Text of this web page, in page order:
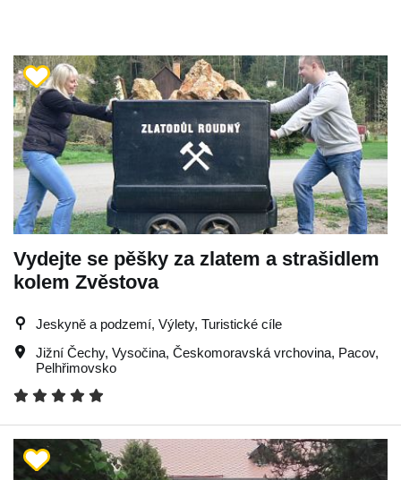
Vydejte se pěšky za zlatem a strašidlem
kolem Zvěstova
Jeskyně a podzemí, Výlety, Turistické cíle
Jižní Čechy, Vysočina, Českomoravská vrchovina, Pacov,
Pelhřimovsko